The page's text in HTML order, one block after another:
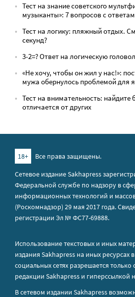
Тест на знание советского
музыканты»: 7 вопросов с
Тест на логику: пляжный отдых.
секунд?
3-2=? Ответ на логическую
«Не хочу, чтобы он жил у нас!»:
мужа обернулось проблемой для
Тест на внимательность: найдите
отличается от других
18+
Все права защищены.
Сетевое издание Sakhapress
Федеральной службе по надзору в
информационных технологий и
(Роскомнадзор) 29 мая 2017 года.
регистрации Эл № ФС77-69888.
Использование текстовых и иных
издания Sakhapress на иных ресурсах
социальных сетях разрешается только
редакции Sakhapress и гиперссылкой
В сетевом издании Sakhapress